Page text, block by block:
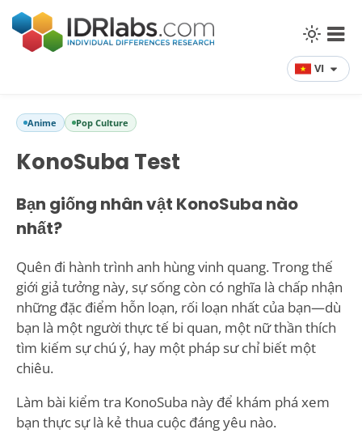
VI
Anime Pop Culture
KonoSuba Test
Bạn giống nhân vật KonoSuba nào
nhất?
Quên đi hành trình anh hùng vinh quang. Trong thế
giới giả tưởng này, sự sống còn có nghĩa là chấp nhận
những đặc điểm hỗn loạn, rối loạn nhất của bạn—dù
bạn là một người thực tế bi quan, một nữ thần thích
tìm kiếm sự chú ý, hay một pháp sư chỉ biết một
chiêu.
Làm bài kiểm tra KonoSuba này để khám phá xem
bạn thực sự là kẻ thua cuộc đáng yêu nào.